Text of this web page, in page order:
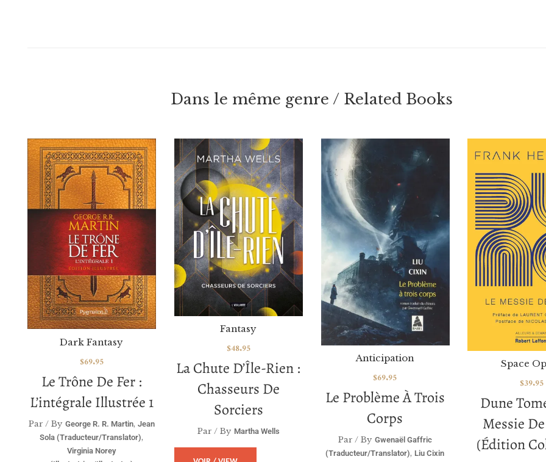
Dans le même genre / Related Books
Le Trône De Fer :
L’intégrale Illustrée 1
Dark Fantasy
$69.95
Par / By George R. R. Martin, Jean
Sola (traducteur/translator),
Virginia Norey
La Chute D’Île-Rien :
Chasseurs De
Sorciers
Fantasy
$48.95
Par / By Martha Wells
Le Problème À Trois
Corps
Anticipation
$69.95
Par / By Gwenaël Gaffric
(traducteur/translator), Liu Cixin
Dune
Messie
(édition
Space
$39.95